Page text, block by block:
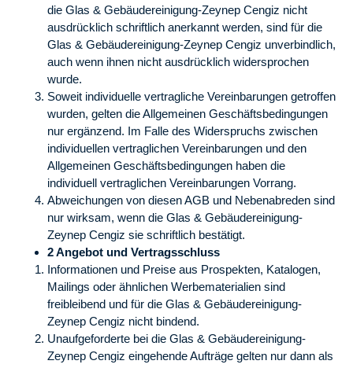
die Glas & Gebäudereinigung-Zeynep Cengiz nicht
ausdrücklich schriftlich anerkannt werden, sind für die
Glas & Gebäudereinigung-Zeynep Cengiz unverbindlich,
auch wenn ihnen nicht ausdrücklich widersprochen
wurde.
Soweit individuelle vertragliche Vereinbarungen getroffen
wurden, gelten die Allgemeinen Geschäftsbedingungen
nur ergänzend. Im Falle des Widerspruchs zwischen
individuellen vertraglichen Vereinbarungen und den
Allgemeinen Geschäftsbedingungen haben die
individuell vertraglichen Vereinbarungen Vorrang.
Abweichungen von diesen AGB und Nebenabreden sind
nur wirksam, wenn die Glas & Gebäudereinigung-
Zeynep Cengiz sie schriftlich bestätigt.
2 Angebot und Vertragsschluss
Informationen und Preise aus Prospekten, Katalogen,
Mailings oder ähnlichen Werbematerialien sind
freibleibend und für die Glas & Gebäudereinigung-
Zeynep Cengiz nicht bindend.
Unaufgeforderte bei die Glas & Gebäudereinigung-
Zeynep Cengiz eingehende Aufträge gelten nur dann als